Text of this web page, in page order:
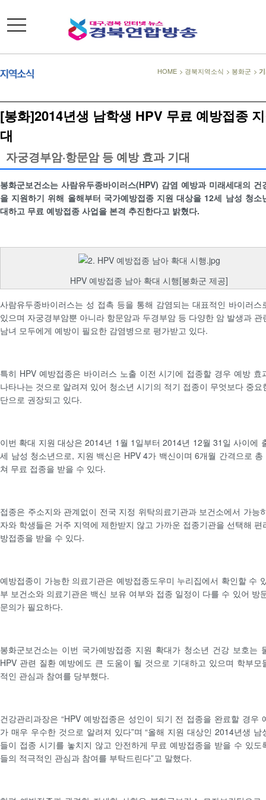
toggle
navigation
HOME > 경북지역소식 > 봉화군 >
[봉화]2014년생 남학생 HPV 무료 예방접종
대
자궁경부암·항문암 등 예방 효과 기대
봉화군보건소는 사람유두종바이러스(HPV) 감염 예방과 미래세대의 건
을 지원하기 위해 올해부터 국가예방접종 지원 대상을 12세 남성 청소
대하고 무료 예방접종 사업을 본격 추진한다고 밝혔다.
HPV 예방접종 남아 확대 시행[봉화군 제공]
사람유두종바이러스는 성 접촉 등을 통해 감염되는 대표적인 바이러스
있으며 자궁경부암뿐 아니라 항문암과 두경부암 등 다양한 암 발생과 관
남녀 모두에게 예방이 필요한 감염병으로 평가받고 있다.
특히 HPV 예방접종은 바이러스 노출 이전 시기에 접종할 경우 예방 효
나타나는 것으로 알려져 있어 청소년 시기의 적기 접종이 무엇보다 중요
단으로 권장되고 있다.
이번 확대 지원 대상은 2014년 1월 1일부터 2014년 12월 31일 사이에
세 남성 청소년으로, 지원 백신은 HPV 4가 백신이며 6개월 간격으로
쳐 무료 접종을 받을 수 있다.
접종은 주소지와 관계없이 전국 지정 위탁의료기관과 보건소에서 가능
자와 학생들은 거주 지역에 제한받지 않고 가까운 접종기관을 선택해 편
방접종을 받을 수 있다.
예방접종이 가능한 의료기관은 예방접종도우미 누리집에서 확인할 수
부 보건소와 의료기관은 백신 보유 여부와 접종 일정이 다를 수 있어 방
문의가 필요하다.
봉화군보건소는 이번 국가예방접종 지원 확대가 청소년 건강 보호는
HPV 관련 질환 예방에도 큰 도움이 될 것으로 기대하고 있으며 학부모
적인 관심과 참여를 당부했다.
건강관리과장은 “HPV 예방접종은 성인이 되기 전 접종을 완료할 경우
가 매우 우수한 것으로 알려져 있다”며 “올해 지원 대상인 2014년생 남
들이 접종 시기를 놓치지 않고 안전하게 무료 예방접종을 받을 수 있도
들의 적극적인 관심과 참여를 부탁드린다”고 말했다.